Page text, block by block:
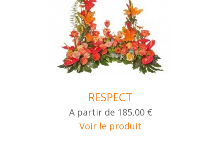
RESPECT
A partir de 185,00 €
Voir le produit